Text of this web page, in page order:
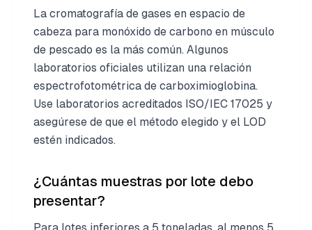
La cromatografía de gases en espacio de
cabeza para monóxido de carbono en músculo
de pescado es la más común. Algunos
laboratorios oficiales utilizan una relación
espectrofotométrica de carboximioglobina.
Use laboratorios acreditados ISO/IEC 17025 y
asegúrese de que el método elegido y el LOD
estén indicados.
¿Cuántas muestras por lote debo
presentar?
Para lotes inferiores a 5 toneladas, al menos 5